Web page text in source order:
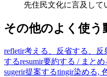
先住民文化に言及して
その他のよく使う
refletir考える、反省する、反
するresumir要約する / まとめ
sugerir提案するtingir染める,